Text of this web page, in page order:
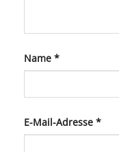
Name *
E-Mail-Adresse *